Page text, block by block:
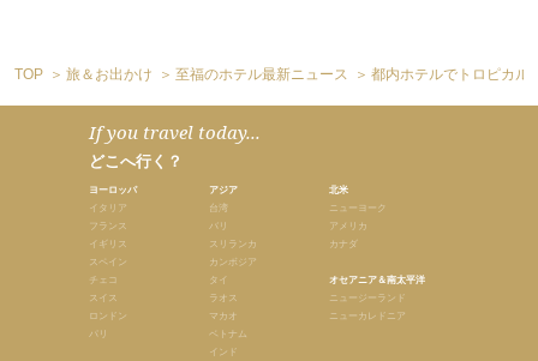
TOP 旅＆お出かけ 至福のホテル最新ニュース 都内ホテルでトロピカル
If you travel today...
どこへ行く？
ヨーロッパ
イタリア
フランス
イギリス
スペイン
チェコ
スイス
ロンドン
パリ
アジア
台湾
バリ
スリランカ
カンボジア
タイ
ラオス
マカオ
ベトナム
インド
北米
ニューヨーク
アメリカ
カナダ
オセアニア＆南太平洋
ニュージーランド
ニューカレドニア